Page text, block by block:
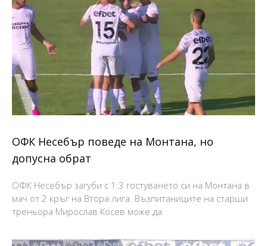
ОФК Несебър поведе на Монтана, но
допусна обрат
ОФК Несебър загуби с 1:3 гостуването си на Монтана в
мач от 2 кръг на Втора лига. Възпитаниците на старши
треньора Мирослав Косев може да